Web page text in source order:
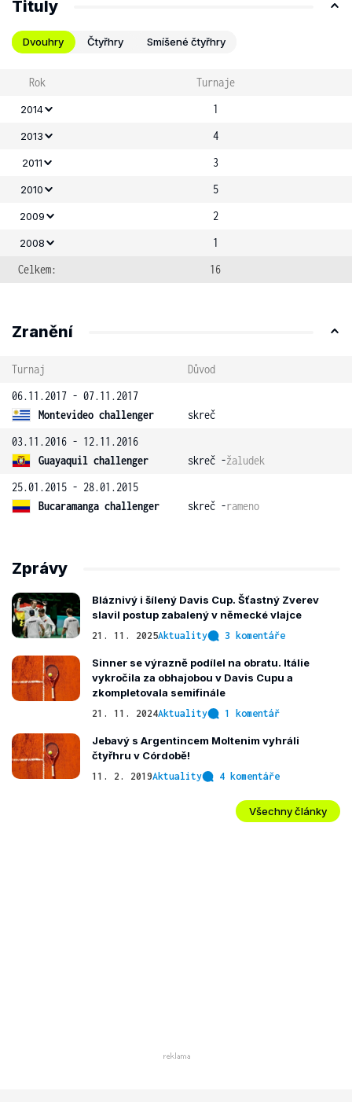
Tituly
Dvouhry Čtyřhry Smíšené čtyřhry
Rok Turnaje
2014 1
2013 4
2011 3
2010 5
2009 2
2008
1
Celkem:
16
Zranění
Turnaj
Důvod
06.11.2017 - 07.11.2017
Montevideo challenger
skreč
03.11.2016 - 12.11.2016
Guayaquil challenger
skreč -žaludek
25.01.2015 - 28.01.2015
Bucaramanga challenger
skreč -rameno
Zprávy
Bláznivý i šílený Davis Cup. Šťastný Zverev
slavil postup zabalený v německé vlajce
21. 11. 2025Aktuality 3 komentáře
Sinner se výrazně podílel na obratu. Itálie
vykročila za obhajobou v Davis Cupu a
zkompletovala semifinále
21. 11. 2024Aktuality 1 komentář
Jebavý s Argentincem Moltenim vyhráli
čtyřhru v Córdobě!
11. 2. 2019Aktuality 4 komentáře
Všechny články